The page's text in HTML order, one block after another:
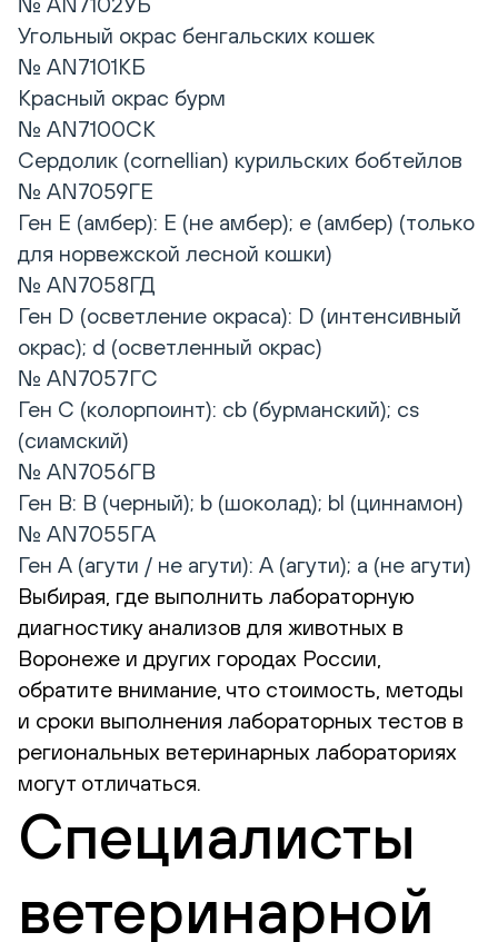
Угольный окрас бенгальских кошек
№ AN7101КБ
Красный окрас бурм
№ AN7100CK
Сердолик (cornellian) курильских бобтейлов
№ AN7059ГЕ
Ген E (амбер): E (не амбер); е (амбер) (только
для норвежской лесной кошки)
№ AN7058ГД
Ген D (осветление окраса): D (интенсивный
окрас); d (осветленный окрас)
№ AN7057ГC
Ген C (колорпоинт): cb (бурманский); сs
(сиамский)
№ AN7056ГВ
Ген B: B (черный); b (шоколад); bl (циннамон)
№ AN7055ГА
Ген А (агути / не агути): А (агути); а (не агути)
Выбирая, где выполнить лабораторную
диагностику анализов для животных в
Воронеже и других городах России,
обратите внимание, что стоимость, методы
и сроки выполнения лабораторных тестов в
региональных ветеринарных лабораториях
могут отличаться.
Специалисты
ветеринарной